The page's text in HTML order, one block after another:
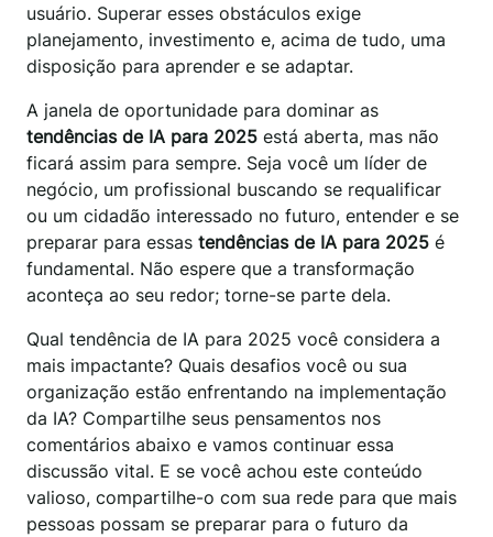
usuário. Superar esses obstáculos exige
planejamento, investimento e, acima de tudo, uma
disposição para aprender e se adaptar.
A janela de oportunidade para dominar as
tendências de IA para 2025 está aberta, mas não
ficará assim para sempre. Seja você um líder de
negócio, um profissional buscando se requalificar
ou um cidadão interessado no futuro, entender e se
preparar para essas tendências de IA para 2025 é
fundamental. Não espere que a transformação
aconteça ao seu redor; torne-se parte dela.
Qual tendência de IA para 2025 você considera a
mais impactante? Quais desafios você ou sua
organização estão enfrentando na implementação
da IA? Compartilhe seus pensamentos nos
comentários abaixo e vamos continuar essa
discussão vital. E se você achou este conteúdo
valioso, compartilhe-o com sua rede para que mais
pessoas possam se preparar para o futuro da